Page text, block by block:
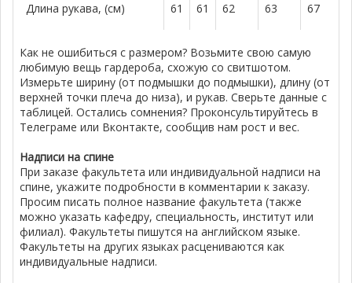
Длина рукава, (см) 61 61 62 63 67
Как не ошибиться с размером? Возьмите свою самую
любимую вещь гардероба, схожую со свитшотом.
Измерьте ширину (от подмышки до подмышки), длину (от
верхней точки плеча до низа), и рукав. Сверьте данные с
таблицей. Остались сомнения? Проконсультируйтесь в
Телеграме или Вконтакте, сообщив нам рост и вес.
Надписи на спине
При заказе факультета или индивидуальной надписи на
спине, укажите подробности в комментарии к заказу.
Просим писать полное название факультета (также
можно указать кафедру, специальность, институт или
филиал). Факультеты пишутся на английском языке.
Факультеты на других языках расцениваются как
индивидуальные надписи.